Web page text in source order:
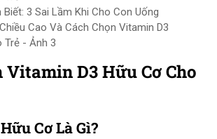
Biết: 3 Sai Lầm Khi Cho Con Uống
Cao Và Cách Chọn Vitamin D3
Trẻ - Ảnh 3
Vitamin D3 Hữu Cơ Cho
Cơ Là Gì?